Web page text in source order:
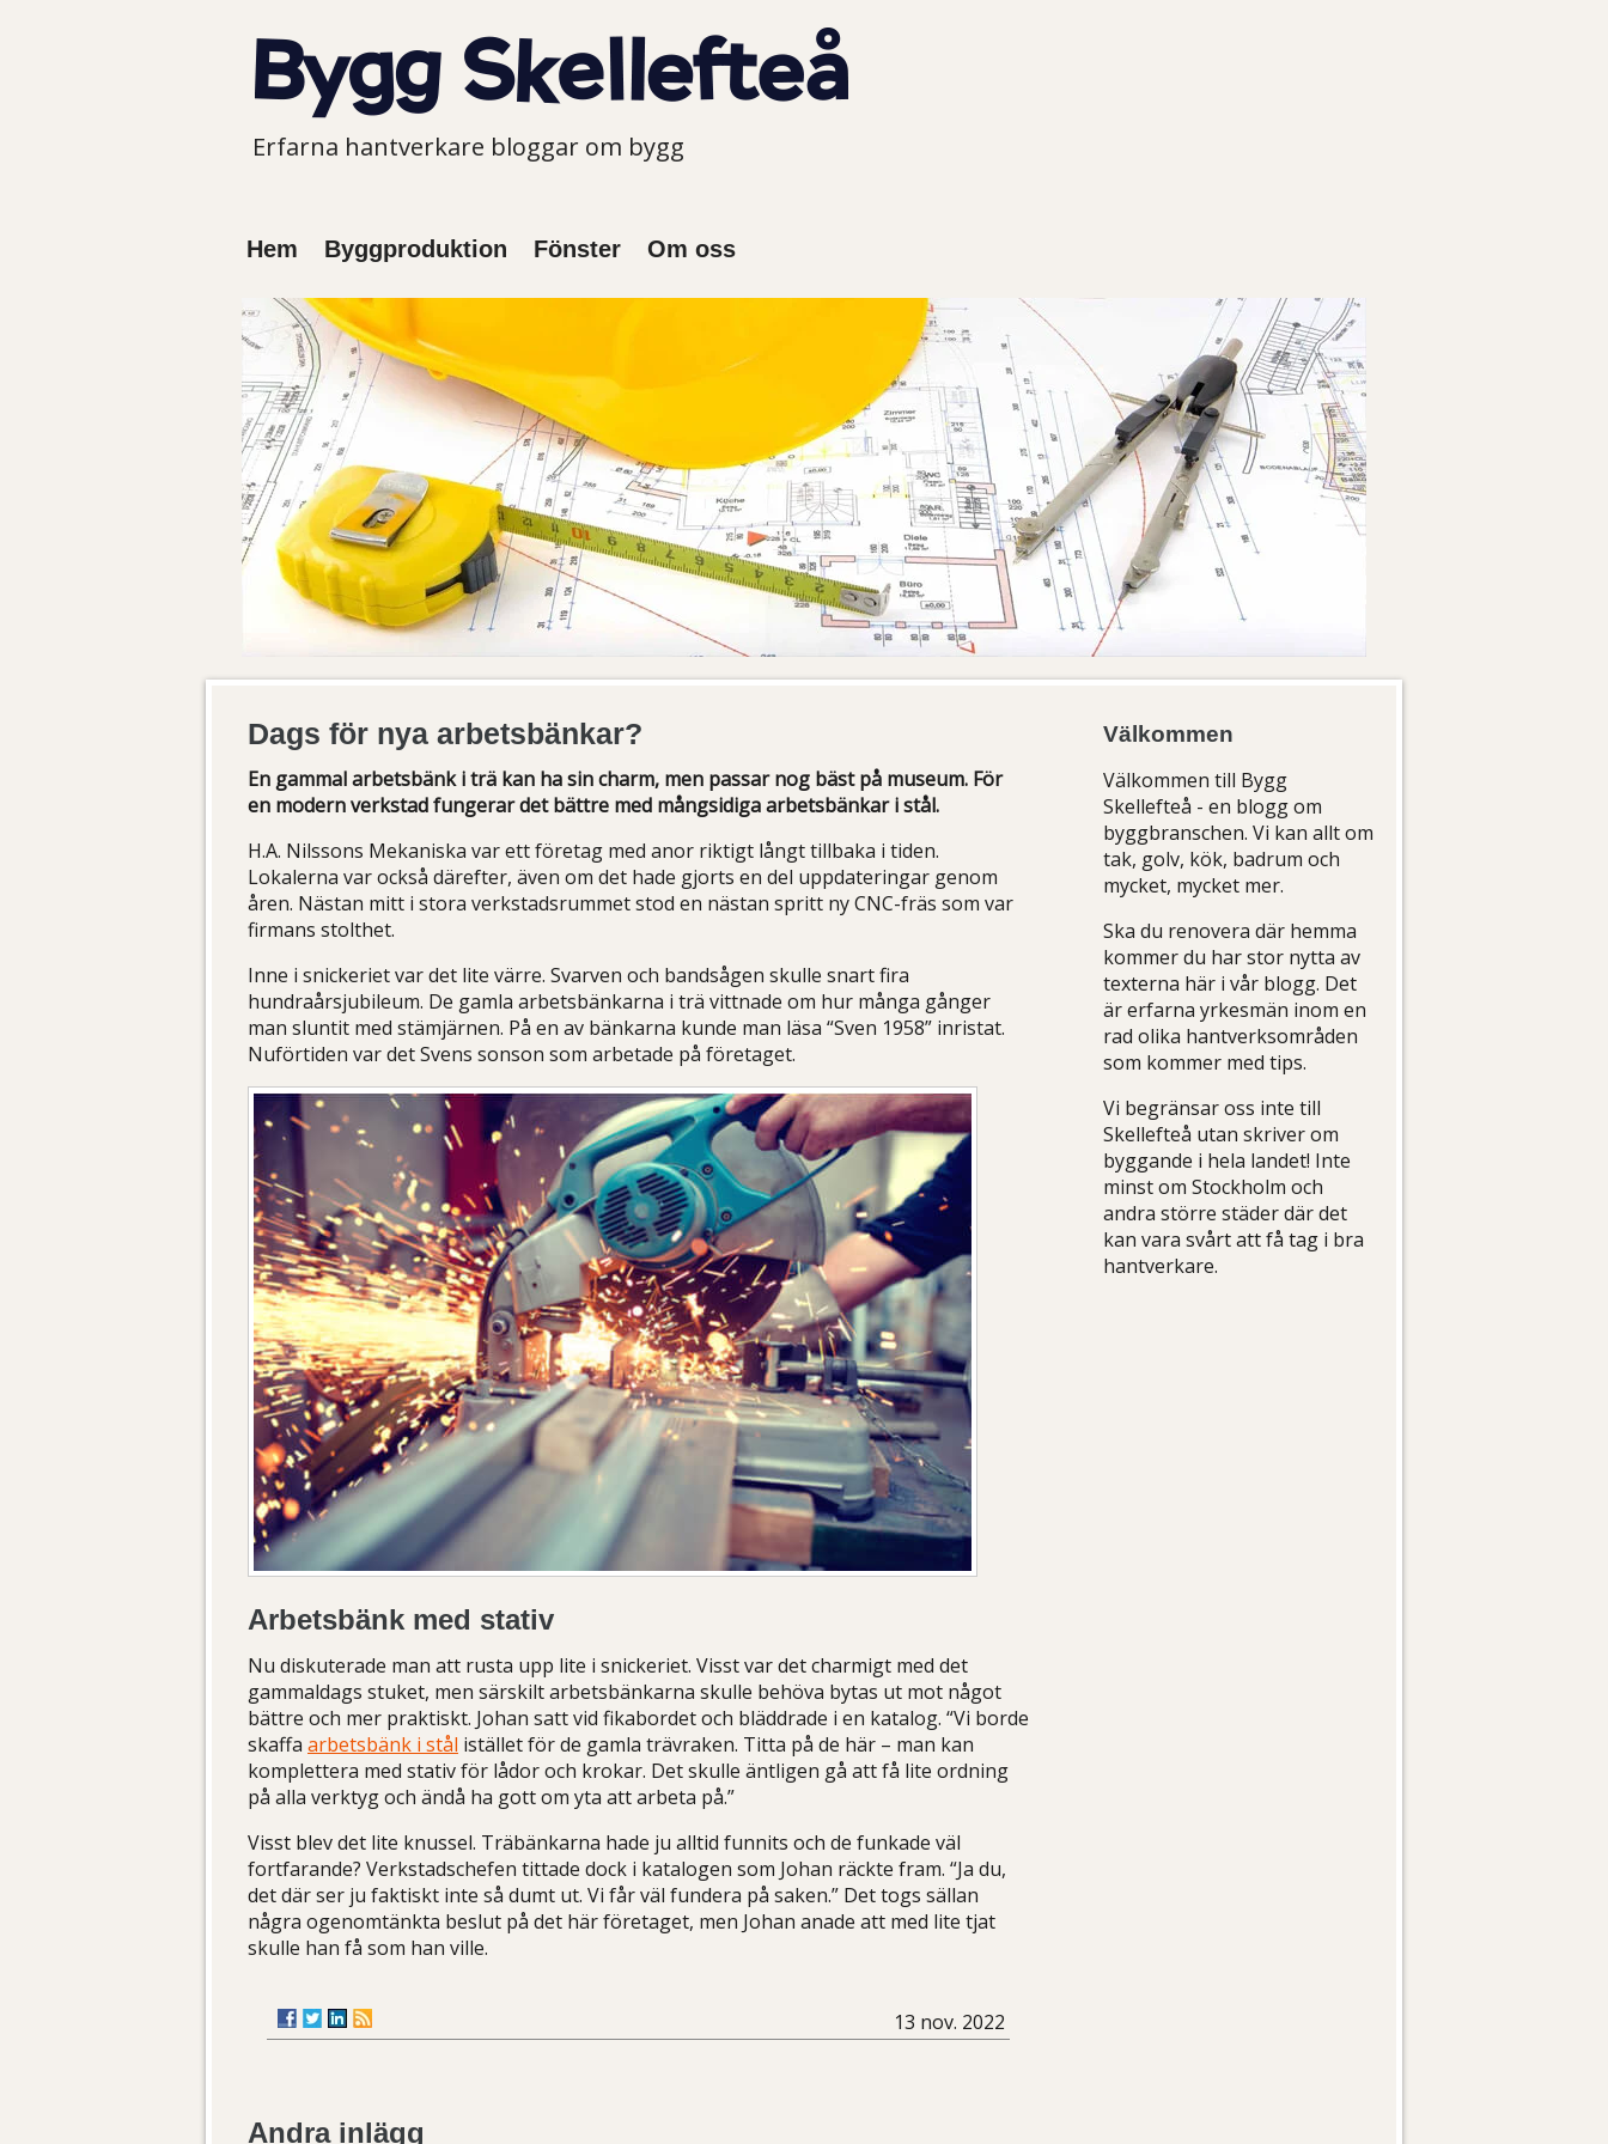
Erfarna hantverkare bloggar om bygg
Hem Byggproduktion Fönster Om oss
Dags för nya arbetsbänkar?
En gammal arbetsbänk i trä kan ha sin charm, men passar nog bäst på museum. För
en modern verkstad fungerar det bättre med mångsidiga arbetsbänkar i stål.
H.A. Nilssons Mekaniska var ett företag med anor riktigt långt tillbaka i tiden.
Lokalerna var också därefter, även om det hade gjorts en del uppdateringar genom
åren. Nästan mitt i stora verkstadsrummet stod en nästan spritt ny CNC-fräs som var
firmans stolthet.
Inne i snickeriet var det lite värre. Svarven och bandsågen skulle snart fira
hundraårsjubileum. De gamla arbetsbänkarna i trä vittnade om hur många gånger
man sluntit med stämjärnen. På en av bänkarna kunde man läsa “Sven 1958” inristat.
Nuförtiden var det Svens sonson som arbetade på företaget.
Arbetsbänk med stativ
Nu diskuterade man att rusta upp lite i snickeriet. Visst var det charmigt med det
gammaldags stuket, men särskilt arbetsbänkarna skulle behöva bytas ut mot något
bättre och mer praktiskt. Johan satt vid fikabordet och bläddrade i en katalog. “Vi borde
skaffa arbetsbänk i stål istället för de gamla trävraken. Titta på de här – man kan
komplettera med stativ för lådor och krokar. Det skulle äntligen gå att få lite ordning
på alla verktyg och ändå ha gott om yta att arbeta på.”
Visst blev det lite knussel. Träbänkarna hade ju alltid funnits och de funkade väl
fortfarande? Verkstadschefen tittade dock i katalogen som Johan räckte fram. “Ja du,
det där ser ju faktiskt inte så dumt ut. Vi får väl fundera på saken.” Det togs sällan
några ogenomtänkta beslut på det här företaget, men Johan anade att med lite tjat
skulle han få som han ville.
13 nov. 2022
Andra inlägg
Välkommen
Välkommen till Bygg
Skellefteå - en blogg om
byggbranschen. Vi kan allt om
tak, golv, kök, badrum och
mycket, mycket mer.
Ska du renovera där hemma
kommer du har stor nytta av
texterna här i vår blogg. Det
är erfarna yrkesmän inom en
rad olika hantverksområden
som kommer med tips.
Vi begränsar oss inte till
Skellefteå utan skriver om
byggande i hela landet! Inte
minst om Stockholm och
andra större städer där det
kan vara svårt att få tag i bra
hantverkare.